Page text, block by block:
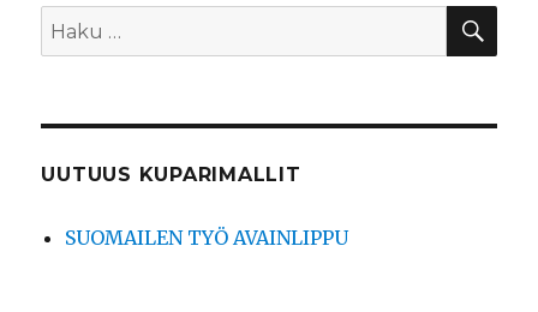
Etsi:
UUTUUS KUPARIMALLIT
SUOMAILEN TYÖ AVAINLIPPU